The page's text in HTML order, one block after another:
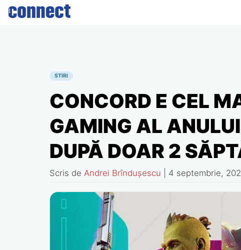
Skip
STIRI
CONCORD E CEL
GAMING AL
DUPĂ DOAR 2
Scris de Andrei Brîndușescu 4 septembrie,